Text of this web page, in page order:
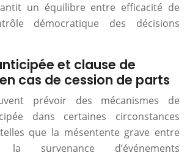
un équilibre entre efficacité de
démocratique des décisions
et clause de
cas de cession de parts
prévoir des mécanismes de
dans certaines circonstances
que la mésentente grave entre
survenance d’événements